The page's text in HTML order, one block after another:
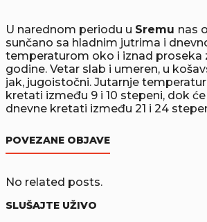
U narednom periodu u Sremu nas
sunčano sa hladnim jutrima i
temperaturom oko i iznad proseka
godine. Vetar slab i umeren, u
jak, jugoistočni. Jutarnje
kretati između 9 i 10 stepeni, dok
dnevne kretati između 21 i 24
POVEZANE OBJAVE
No related posts.
SLUŠAJTE UŽIVO